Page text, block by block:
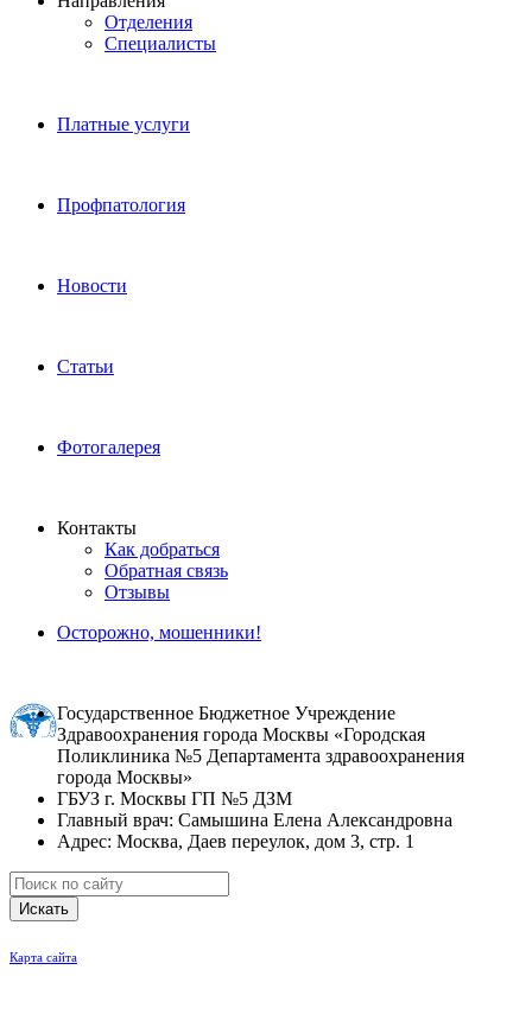
Отделения
Специалисты
Платные услуги
Профпатология
Новости
Статьи
Фотогалерея
Контакты
Как добраться
Обратная связь
Отзывы
Осторожно, мошенники!
Государственное Бюджетное Учреждение
Здравоохранения города Москвы «Городская
Поликлиника №5 Департамента здравоохранения
города Москвы»
ГБУЗ г. Москвы ГП №5 ДЗМ
Главный врач: Самышина Елена Александровна
Адрес: Москва, Даев переулок, дом 3, стр. 1
Искать
Карта сайта